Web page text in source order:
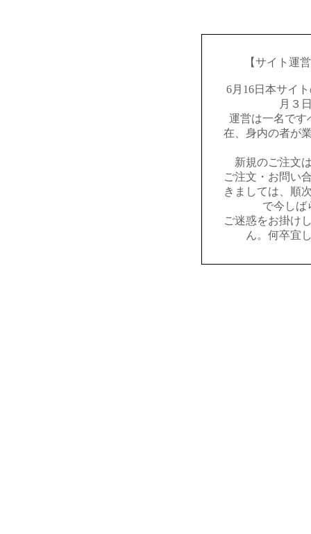
【サイト運
6月16日本サイ
月３
運営は一名です
在、身内の者が
新規のご注文
ご注文・お問い
きましては、順
で今しば
ご迷惑をお掛け
ん。何卒宜